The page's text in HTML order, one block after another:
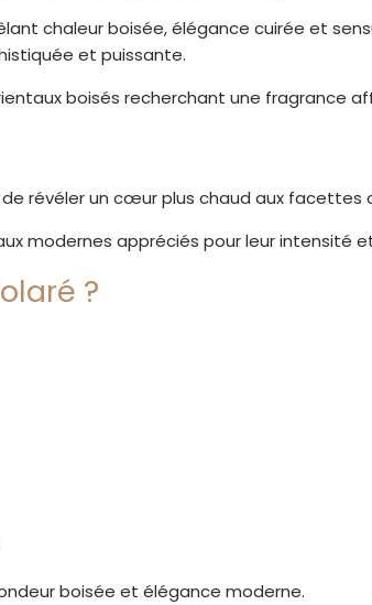
chaleur boisée, élégance cuirée et
et puissante.
boisés recherchant une fragrance
révéler un cœur plus chaud aux facettes
modernes appréciés pour leur intensité
?
boisée et élégance moderne.